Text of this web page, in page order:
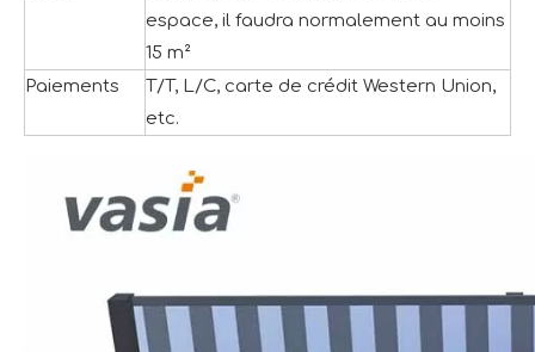
espace, il faudra normalement au moins
15 m²
Paiements
T/T, L/C, carte de crédit Western Union,
etc.